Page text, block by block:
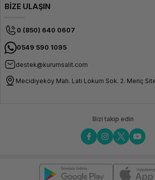
BİZE ULAŞIN
0 (850) 640 0607
0549 590 1095
destek@kurumsalit.com
Mecidiyeköy Mah. Lati Lokum Sok. 2. Meriç
Bizi takip edin